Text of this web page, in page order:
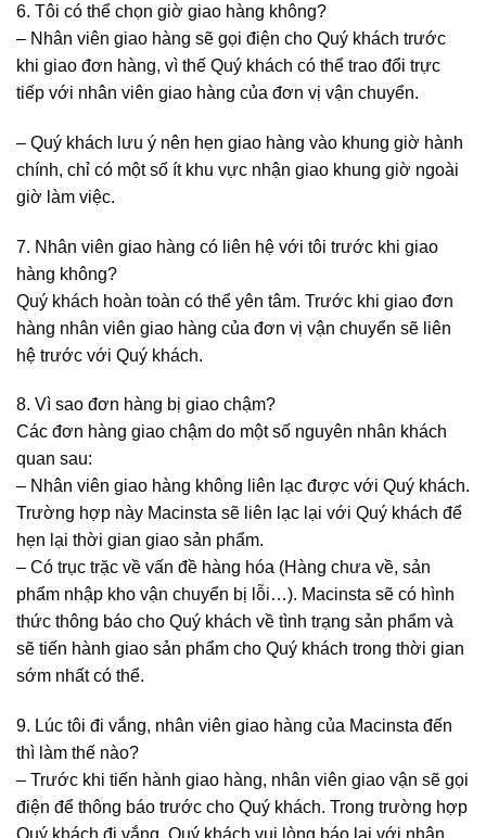
6. Tôi có thể chọn giờ giao hàng không?
– Nhân viên giao hàng sẽ gọi điện cho Quý khách trước
khi giao đơn hàng, vì thế Quý khách có thể trao đổi trực
tiếp với nhân viên giao hàng của đơn vị vận chuyển.
– Quý khách lưu ý nên hẹn giao hàng vào khung giờ hành
chính, chỉ có một số ít khu vực nhận giao khung giờ ngoài
giờ làm việc.
7. Nhân viên giao hàng có liên hệ với tôi trước khi giao
hàng không?
Quý khách hoàn toàn có thể yên tâm. Trước khi giao đơn
hàng nhân viên giao hàng của đơn vị vận chuyển sẽ liên
hệ trước với Quý khách.
8. Vì sao đơn hàng bị giao chậm?
Các đơn hàng giao chậm do một số nguyên nhân khách
quan sau:
– Nhân viên giao hàng không liên lạc được với Quý khách.
Trường hợp này Macinsta sẽ liên lạc lại với Quý khách để
hẹn lại thời gian giao sản phẩm.
– Có trục trặc về vấn đề hàng hóa (Hàng chưa về, sản
phẩm nhập kho vận chuyển bị lỗi…). Macinsta sẽ có hình
thức thông báo cho Quý khách về tình trạng sản phẩm và
sẽ tiến hành giao sản phẩm cho Quý khách trong thời gian
sớm nhất có thể.
9. Lúc tôi đi vắng, nhân viên giao hàng của Macinsta đến
thì làm thế nào?
– Trước khi tiến hành giao hàng, nhân viên giao vận sẽ gọi
điện để thông báo trước cho Quý khách. Trong trường hợp